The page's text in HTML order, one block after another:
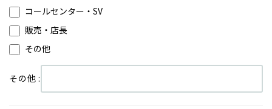
コールセンター・SV
販売・店長
その他
その他 :